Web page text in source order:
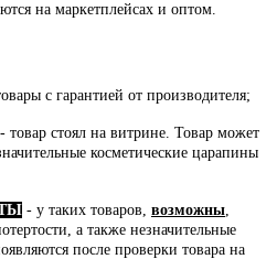
на маркетплейсах и оптом.
с гарантией от производителя;
- товар стоял на витрине. Товар может
косметические царапины
- у таких товаров, возможны
а также незначительные
после проверки товара на